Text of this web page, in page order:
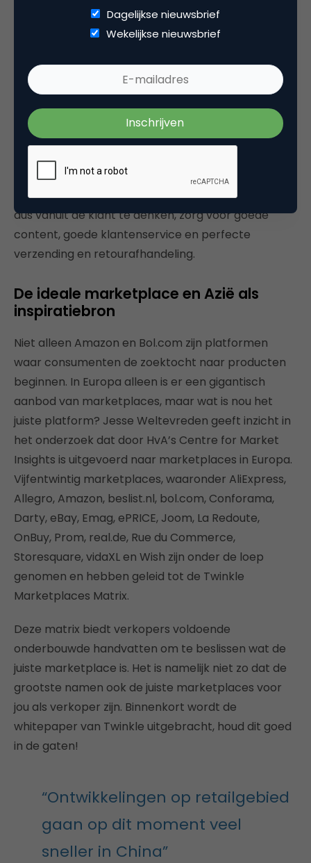
Niet alleen voor het verzenden, maar ook voor het
afhandelen van retourzendingem, is dat onmisbaar.
4. Customer experience
Door bovenstaande punten goed in te richten
draag je bij aan een zo goed mogelijk beleving van
de klant. De klant staat centraal. Als jij er als
verkoper altijd alles aan doet om een zo goed
mogelijke customer experience te bieden, dan zal
dit uiteindelijk bijdragen aan de prestaties. Probeer
dus vanuit de klant te denken, zorg voor goede
content, goede klantenservice en perfecte
verzending en retourafhandeling.
De ideale marketplace en Azië als
inspiratiebron
Niet alleen Amazon en Bol.com zijn platformen
waar consumenten de zoektocht naar producten
beginnen. In Europa alleen is er een gigantisch
aanbod van marketplaces, maar wat is nou het
juiste platform? Jesse Weltevreden geeft inzicht in
het onderzoek dat door HvA’s Centre for Market
Insights is uitgevoerd naar marketplaces in Europa.
Vijfentwintig marketplaces, waaronder AliExpress,
Allegro, Amazon, beslist.nl, bol.com, Conforama,
Darty, eBay, Emag, ePRICE, Joom, La Redoute,
OnBuy, Prom, real.de, Rue du Commerce,
Storesquare, vidaXL en Wish zijn onder de loep
genomen en hebben geleid tot de Twinkle
Marketplaces Matrix.
Deze matrix biedt verkopers voldoende
onderbouwde handvatten om te beslissen wat de
juiste marketplace is. Het is namelijk niet zo dat de
grootste namen ook de juiste marketplaces voor
jou als verkoper zijn. Binnenkort wordt de
whitepaper van Twinkle uitgebracht, houd dit goed
in de gaten!
“Ontwikkelingen op retailgebied
gaan op dit moment veel
sneller in China”
Dagelijkse nieuwsbrief
Wekelijkse nieuwsbrief